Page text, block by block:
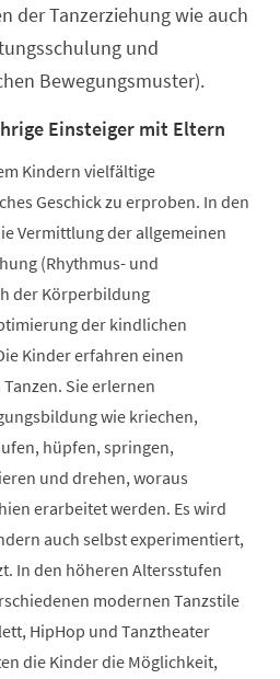
der Tanzerziehung wie auch
und
Bewegungsmuster).
Einsteiger mit Eltern
Kindern vielfältige
Geschick zu erproben. In den
Vermittlung der allgemeinen
(Rhythmus- und
der Körperbildung
der kindlichen
Kinder erfahren einen
Sie erlernen
wie kriechen,
hüpfen, springen,
und drehen, woraus
erarbeitet werden. Es wird
auch selbst experimentiert,
In den höheren Altersstufen
modernen Tanzstile
HipHop und Tanztheater
die Kinder die Möglichkeit,